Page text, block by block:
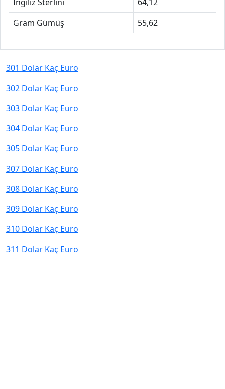
Gram Gümüş
55,62
301 Dolar Kaç Euro
302 Dolar Kaç Euro
303 Dolar Kaç Euro
304 Dolar Kaç Euro
305 Dolar Kaç Euro
307 Dolar Kaç Euro
308 Dolar Kaç Euro
309 Dolar Kaç Euro
310 Dolar Kaç Euro
311 Dolar Kaç Euro